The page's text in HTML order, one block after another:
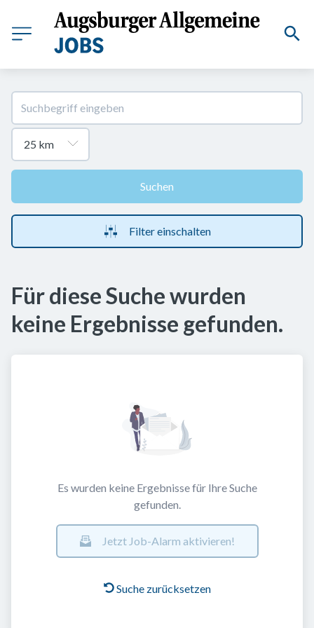
Suchen
Filter einschalten
Für diese Suche wurden
keine Ergebnisse gefunden.
Es wurden keine Ergebnisse für Ihre Suche
gefunden.
Jetzt Job-Alarm aktivieren!
Suche zurücksetzen